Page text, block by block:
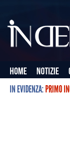
Home Notizie
IN EVIDENZA:PRIMO